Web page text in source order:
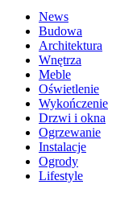
News
Budowa
Architektura
Wnętrza
Meble
Oświetlenie
Wykończenie
Drzwi i okna
Ogrzewanie
Instalacje
Ogrody
Lifestyle